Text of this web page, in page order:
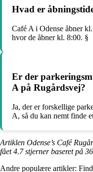
Hvad er
Café A i Odense åbner
hvor de åbner kl. 8:00. §
Er der
A på Rugårdsvej?
Ja, der er forskellige
A, så du kan nemt finde
Artiklen Odense’s Café
fået4.7stjerner baseret på 36
Andre populære artikler: